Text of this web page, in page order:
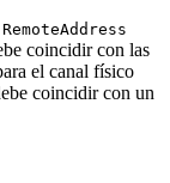
RemoteAddress
coincidir con las
el canal físico
coincidir con un